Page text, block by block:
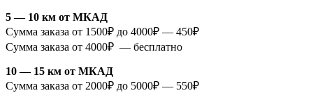
5 — 10 км от МКАД
Сумма заказа от 1500₽ до 4000₽ — 450₽
Сумма заказа от 4000₽ — бесплатно
10 — 15 км от МКАД
Сумма заказа от 2000₽ до 5000₽ — 550₽